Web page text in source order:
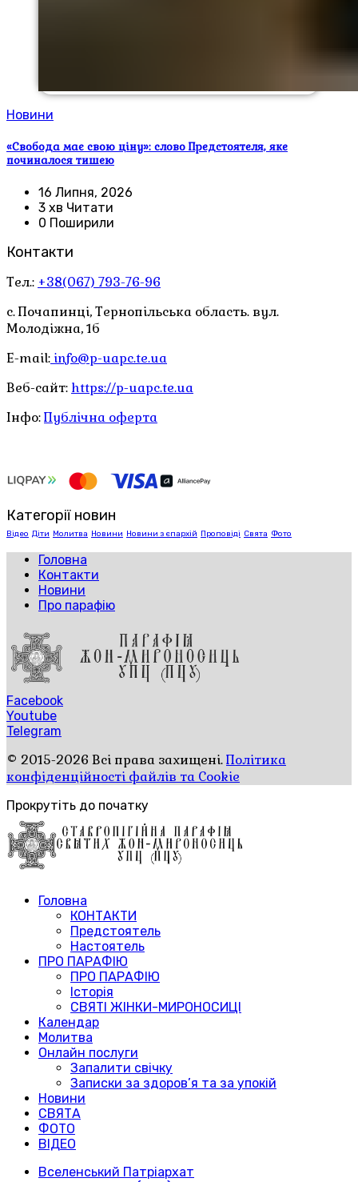
Новини
«Свобода має свою ціну»: слово Предстоятеля, яке
починалося тишею
16 Липня, 2026
3 хв Читати
0 Поширили
Контакти
Тел.: +38(067) 793-76-96
с. Почапинці, Тернопільська область. вул.
Молодіжна, 1б
E-mail: info@p-uapc.te.ua
Веб-сайт: https://p-uapc.te.ua
Інфо:Публічна оферта
Категорії новин
Відео Діти Молитва Новини Новини з єпархій Проповіді Свята Фото
Головна
Контакти
Новини
Про парафію
Facebook
Youtube
Telegram
© 2015-2026 Всі права захищені.Політика
конфіденційності файлів та Cookie
Прокрутіть до початку
Головна
КОНТАКТИ
Предстоятель
Настоятель
ПРО ПАРАФІЮ
ПРО ПАРАФІЮ
Історія
СВЯТІ ЖІНКИ-МИРОНОСИЦІ
Календар
Молитва
Онлайн послуги
Запалити свічку
Записки за здоров’я та за упокій
Новини
СВЯТА
ФОТО
ВІДЕО
Вселенський Патріархат